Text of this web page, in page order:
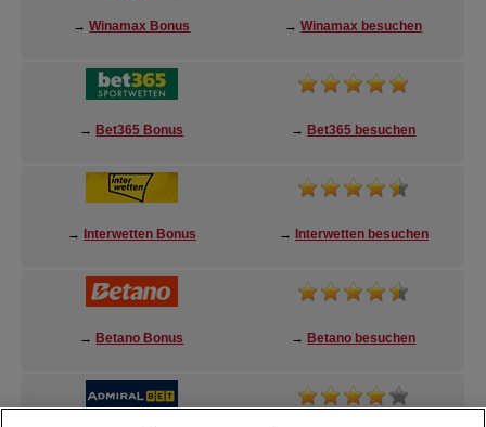
→Winamax Bonus →Winamax besuchen
→ Bet365 Bonus → Bet365 besuchen
→ Interwetten Bonus → Interwetten besuchen
→ Betano Bonus → Betano besuchen